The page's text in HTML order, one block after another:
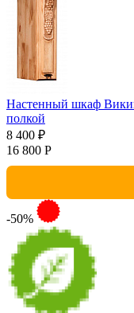
Настенный шкаф
полкой
8 400 ₽
16 800 Р
-50%